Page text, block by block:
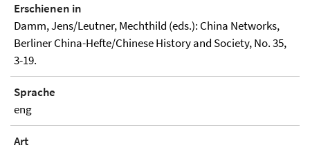
Erschienen in
Damm, Jens/Leutner, Mechthild (eds.): China Networks,
Berliner China-Hefte/Chinese History and Society, No. 35,
3-19.
Sprache
eng
Art